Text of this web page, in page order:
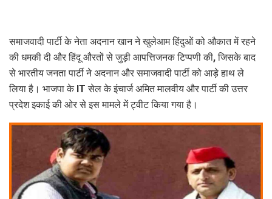
समाजवादी पार्टी के नेता अदनान खान ने खुलेआम हिंदुओं को औकात में रहने
की धमकी दी और हिंदू औरतों से जुड़ी आपत्तिजनक टिप्पणी की, जिसके बाद
से भारतीय जनता पार्टी ने अदनान और समाजवादी पार्टी को आड़े हाथ ले
लिया है। भाजपा के IT सेल के इंचार्ज अमित मालवीय और पार्टी की उत्तर
प्रदेश इकाई की ओर से इस मामले में ट्वीट किया गया है।